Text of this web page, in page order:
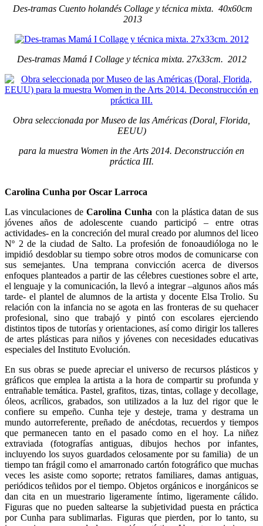
Des-tramas Cuento holandés Collage y técnica mixta. 40x60cm
2013
Des-tramas Mamá I Collage y técnica mixta. 27x33cm. 2012
Obra seleccionada por Museo de las Américas (Doral, Florida,
EEUU)
para la muestra Women in the Arts 2014. Deconstrucción en
práctica III.
Carolina Cunha por Oscar Larroca
Las vinculaciones deCarolina Cunha con la plástica datan de sus
jóvenes años de adolescente cuando participó – entre otras
actividades- en la concreción del mural creado por alumnos del liceo
Nº 2 de la ciudad de Salto. La profesión de fonoaudióloga no le
impidió desdoblar su tiempo sobre otros modos de comunicarse con
sus semejantes. Una temprana convicción acerca de diversos
enfoques planteados a partir de las célebres cuestiones sobre el arte,
el lenguaje y la comunicación, la llevó a integrar –algunos años más
tarde- el plantel de alumnos de la artista y docente Elsa Trolio. Su
relación con la infancia no se agota en las fronteras de su quehacer
profesional, sino que trabajó y pintó con escolares ejerciendo
distintos tipos de tutorías y orientaciones, así como dirigir los talleres
de artes plásticas para niños y jóvenes con necesidades educativas
especiales del Instituto Evolución.
En sus obras se puede apreciar el universo de recursos plásticos y
gráficos que emplea la artista a la hora de compartir su profunda y
entrañable temática. Pastel, grafitos, tizas, tintas, collage y decollage,
óleos, acrílicos, grabados, son utilizados a la luz del rigor que le
confiere su empeño. Cunha teje y desteje, trama y destrama un
mundo autorreferente, preñado de anécdotas, recuerdos y tiempos
que permanecen tanto en el pasado como en el hoy. La niñez
extraviada (fotografías antiguas, dibujos hechos por infantes,
incluyendo los suyos guardados celosamente por su familia) de un
tiempo tan frágil como el amarronado cartón fotográfico que muchas
veces les asiste como soporte; retratos familiares, damas antiguas,
periódicos teñidos por el tiempo. Objetos orgánicos e inorgánicos se
dan cita en un muestrario ligeramente íntimo, ligeramente cálido.
Figuras que no pueden saltearse la subjetividad puesta en práctica
por Cunha para sublimarlas. Figuras que pierden, por lo tanto, su